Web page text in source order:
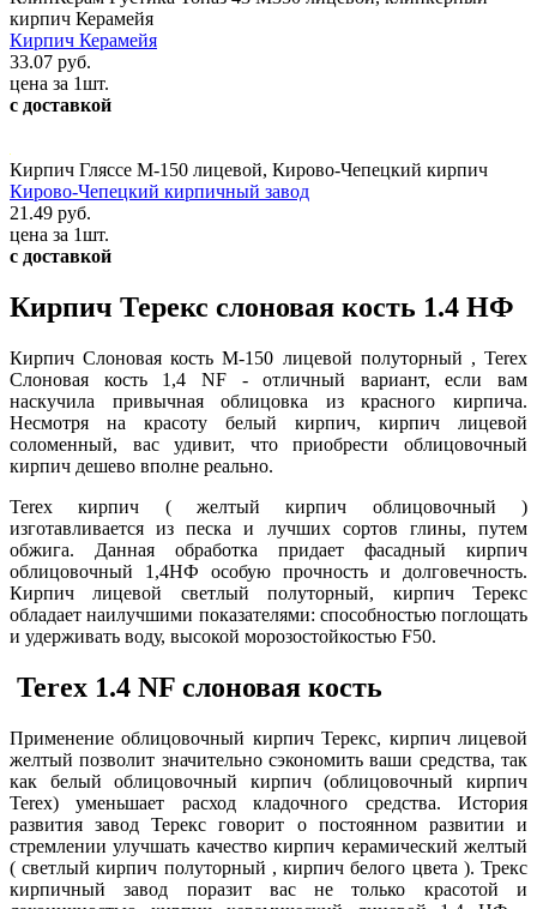
кирпич Керамейя
Кирпич Керамейя
33.07 руб.
цена за 1шт.
с доставкой
Кирпич Гляссе М-150 лицевой, Кирово-Чепецкий кирпич
Кирово-Чепецкий кирпичный завод
21.49 руб.
цена за 1шт.
с доставкой
Кирпич Терекс слоновая кость 1.4 НФ
Кирпич Слоновая кость М-150 лицевой полуторный , Terex
Слоновая кость 1,4 NF - отличный вариант, если вам
наскучила привычная облицовка из красного кирпича.
Несмотря на красоту белый кирпич, кирпич лицевой
соломенный, вас удивит, что приобрести облицовочный
кирпич дешево вполне реально.
Terex кирпич ( желтый кирпич облицовочный )
изготавливается из песка и лучших сортов глины, путем
обжига. Данная обработка придает фасадный кирпич
облицовочный 1,4НФ особую прочность и долговечность.
Кирпич лицевой светлый полуторный, кирпич Терекс
обладает наилучшими показателями: способностью поглощать
и удерживать воду, высокой морозостойкостью F50.
Terex 1.4 NF слоновая кость
Применение облицовочный кирпич Терекс, кирпич лицевой
желтый позволит значительно сэкономить ваши средства, так
как белый облицовочный кирпич (облицовочный кирпич
Terex) уменьшает расход кладочного средства. История
развития завод Терекс говорит о постоянном развитии и
стремлении улучшать качество кирпич керамический желтый
( светлый кирпич полуторный , кирпич белого цвета ). Трекс
кирпичный завод поразит вас не только красотой и